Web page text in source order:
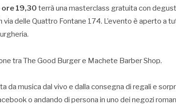
19,30 terrà una masterclass gratuita con
via delle Quattro Fontane 174. L’evento è aperto a
tra The Good Burger e Machete Barber Shop.
da musica dal vivo e dalla consegna di regali e
o andando di persona in uno dei negozi